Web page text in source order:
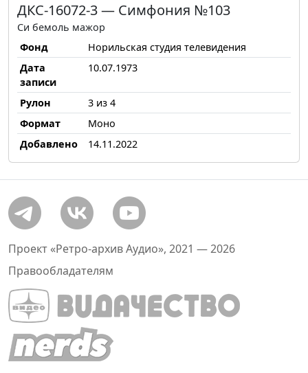
ДКС-16072-3 — Симфония №103
Си бемоль мажор
Фонд
Норильская студия телевидения
Дата
записи
10.07.1973
Рулон
3 из 4
Формат
Моно
Добавлено
14.11.2022
Проект «Ретро-архив Аудио», 2021 — 2026
Правообладателям